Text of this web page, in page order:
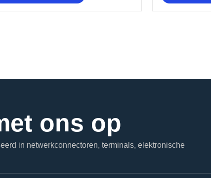
ons op
in netwerkconnectoren, terminals, elektronische